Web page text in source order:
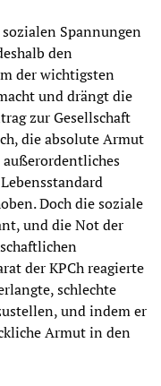
Spannungen
den
der wichtigsten
und drängt die
zur Gesellschaft
die absolute Armut
Doch die soziale
und die Not der
der KPCh reagierte
schlechte
und indem er
Armut in den